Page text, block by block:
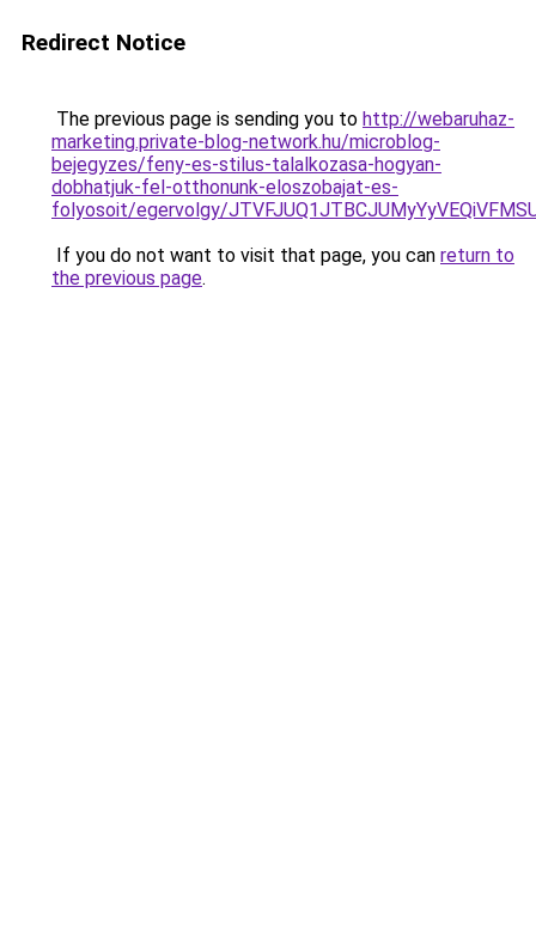
Redirect Notice
The previous page is sending you to http://webaruhaz-
marketing.private-blog-network.hu/microblog-
bejegyzes/feny-es-stilus-talalkozasa-hogyan-
dobhatjuk-fel-otthonunk-eloszobajat-es-
folyosoit/egervolgy/
If you do not want to visit that page, you can return to
the previous page.